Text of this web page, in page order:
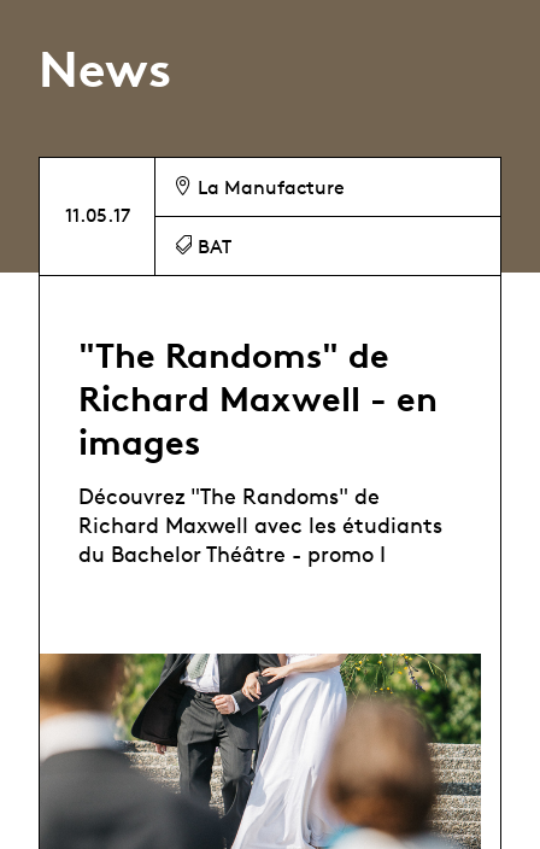
News
11.05.17
La Manufacture
BAT
"The Randoms" de
Richard Maxwell - en
images
Découvrez "The Randoms" de
Richard Maxwell avec les étudiants
du Bachelor Théâtre - promo I